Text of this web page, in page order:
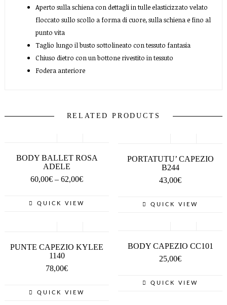
Aperto sulla schiena con dettagli in tulle elasticizzato velato
floccato sullo scollo a forma di cuore, sulla schiena e fino al
punto vita
Taglio lungo il busto sottolineato con tessuto fantasia
Chiuso dietro con un bottone rivestito in tessuto
Fodera anteriore
RELATED PRODUCTS
BODY BALLET ROSA
ADELE
60,00€ – 62,00€
QUICK VIEW
PORTATUTU’ CAPEZIO
B244
43,00€
QUICK VIEW
PUNTE CAPEZIO KYLEE
1140
78,00€
QUICK VIEW
BODY CAPEZIO CC101
25,00€
QUICK VIEW